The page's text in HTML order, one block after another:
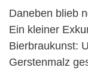
Daneben blieb
Ein kleiner
Bierbraukunst:
Gerstenmalz